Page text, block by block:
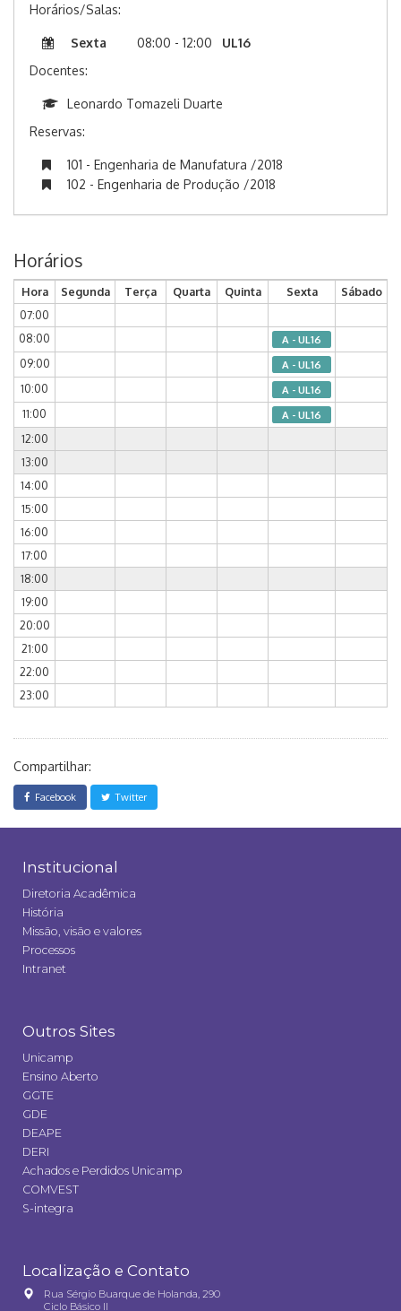
Horários/Salas:
Sexta 08:00 - 12:00
UL16
Docentes:
Leonardo Tomazeli Duarte
Reservas:
101 - Engenharia de Manufatura /2018
102 - Engenharia de Produção /2018
Horários
Hora Segunda Terça Quarta Quinta Sexta
Sábado
07:00
08:00
A - UL16
09:00 A - UL16
10:00 A - UL16
11:00 A - UL16
12:00
13:00
14:00
15:00
16:00
17:00
18:00
19:00
20:00
21:00
22:00
23:00
Compartilhar:
Facebook Twitter
Institucional
Diretoria Acadêmica
História
Missão, visão e valores
Processos
Intranet
Outros Sites
Unicamp
Ensino Aberto
GGTE
GDE
DEAPE
DERI
Achados e Perdidos Unicamp
COMVEST
S-integra
Localização e Contato
Rua Sérgio Buarque de Holanda, 290
Ciclo Básico II